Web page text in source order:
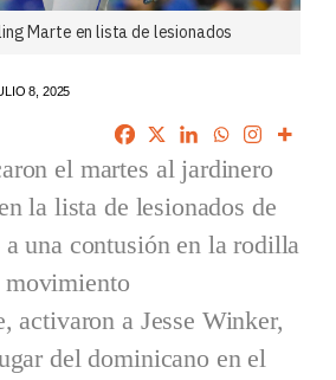
Marte en lista de lesionados
8, 2025
el martes al jardinero
la lista de lesionados de
una contusión en la rodilla
movimiento
activaron a Jesse Winker,
del dominicano en el